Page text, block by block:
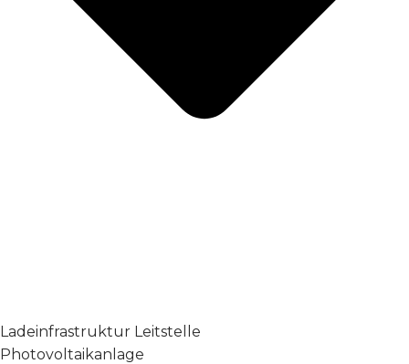
Ladeinfrastruktur Leitstelle
Photovoltaikanlage